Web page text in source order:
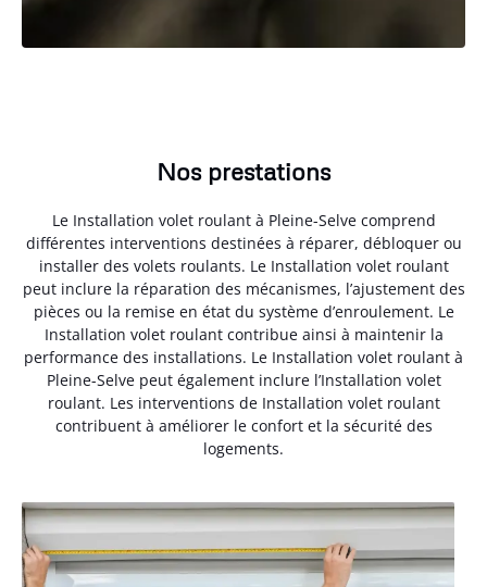
Nos prestations
Le Installation volet roulant à Pleine-Selve comprend
différentes interventions destinées à réparer, débloquer ou
installer des volets roulants. Le Installation volet roulant
peut inclure la réparation des mécanismes, l’ajustement des
pièces ou la remise en état du système d’enroulement. Le
Installation volet roulant contribue ainsi à maintenir la
performance des installations. Le Installation volet roulant à
Pleine-Selve peut également inclure l’Installation volet
roulant. Les interventions de Installation volet roulant
contribuent à améliorer le confort et la sécurité des
logements.